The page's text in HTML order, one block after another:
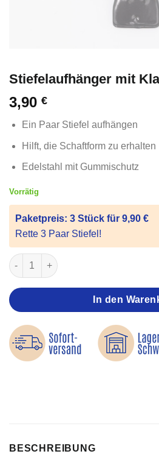
Stiefelaufhänger mit
3,90 €
Ein Paar Stiefel aufhängen
Hilft, die Schaftform zu erhalten
Edelstahl mit Gummischutz
Vorrätig
Paketpreis: 3 Stück für 9,90 €
Rette 3 Paar Stiefel!
Stiefelaufhänger mit Klammer Menge
In den
BESCHREIBUNG